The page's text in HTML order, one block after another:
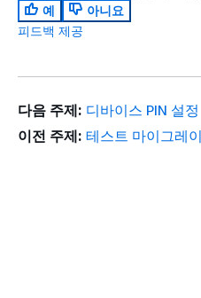
예
아니요
피드백 제공
다음 주제: 디바이스 PIN 설정
이전 주제: 테스트 마이그레